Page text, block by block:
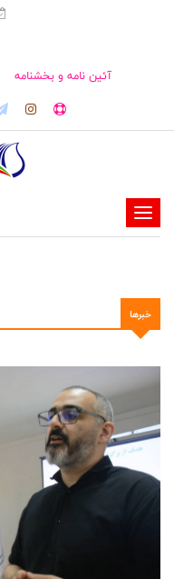
آئین نامه و بخشنامه
-
-
-
-
-
خبرها